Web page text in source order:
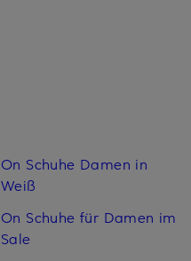
On Schuhe Damen in
Weiß
On Schuhe für Damen im
Sale